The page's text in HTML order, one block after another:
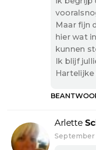
Maar fijn
hier wat
kunnen
Ik blijf
Arlette
September